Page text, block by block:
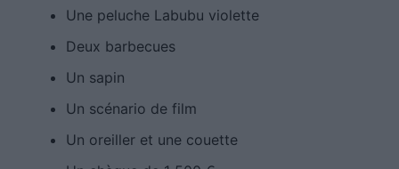
Une peluche Labubu violette
Deux barbecues
Un sapin
Un scénario de film
Un oreiller et une couette